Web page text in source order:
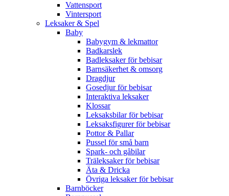
Vattensport
Vintersport
Leksaker & Spel
Baby
Babygym & lekmattor
Badkarslek
Badleksaker för bebisar
Barnsäkerhet & omsorg
Dragdjur
Gosedjur för bebisar
Interaktiva leksaker
Klossar
Leksaksbilar för bebisar
Leksaksfigurer för bebisar
Pottor & Pallar
Pussel för små barn
Spark- och gåbilar
Träleksaker för bebisar
Äta & Dricka
Övriga leksaker för bebisar
Barnböcker